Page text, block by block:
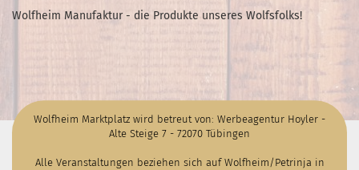
Wolfheim Manufaktur - die Produkte unseres Wolfsfolks!
Wolfheim Marktplatz wird betreut von: Werbeagentur Hoyler -
Alte Steige 7 - 72070 Tübingen
Alle Veranstaltungen beziehen sich auf Wolfheim/Petrinja in